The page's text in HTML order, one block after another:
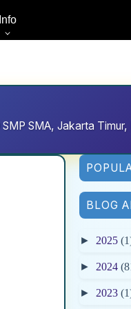
Info
SMA, Jakarta
BLOG
► 2025
► 2024
► 2023